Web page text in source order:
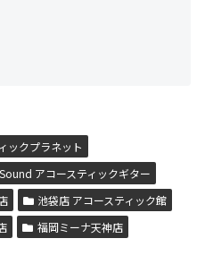
ックプラネット
アコースティックギター
池袋店 アコースティック館
福岡ミーナ天神店